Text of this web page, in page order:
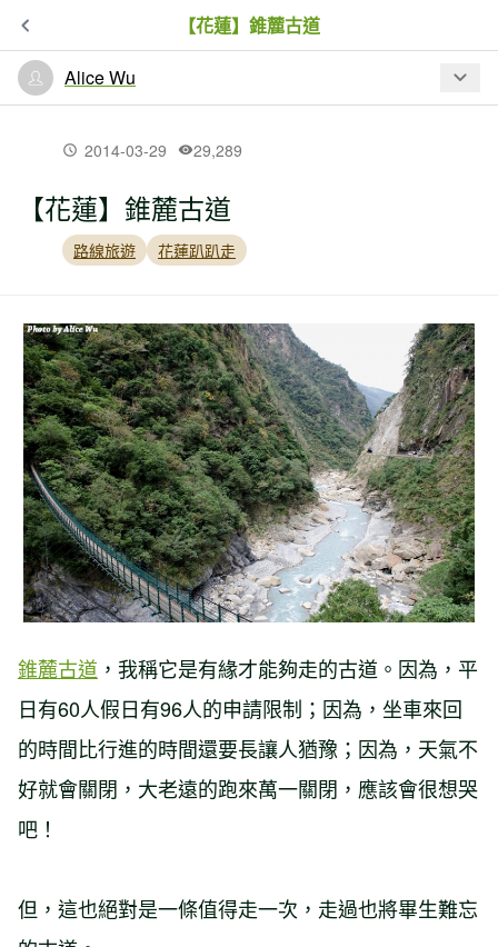
【花蓮】錐麓古道
Alice Wu
最新文章
【南投】不能不再來的合歡北峰
【美哉台灣】內鳥嘴山山毛櫸
2014-03-29 29,289
【花蓮】錐麓古道
路線旅遊 花蓮趴趴走
錐麓古道 ，我稱它是有緣才能夠走的古道。因為，平
日有60人假日有96人的申請限制；因為，坐車來回
的時間比行進的時間還要長讓人猶豫；因為，天氣不
好就會關閉，大老遠的跑來萬一關閉，應該會很想哭
吧！
但，這也絕對是一條值得走一次，走過也將畢生難忘